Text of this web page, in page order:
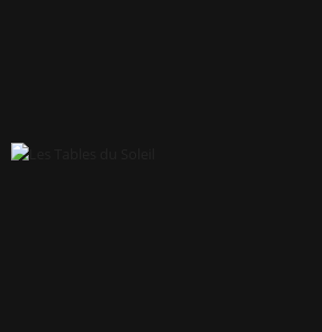
LE GUIDE PRATIQUE DES ASSOCIATIONS